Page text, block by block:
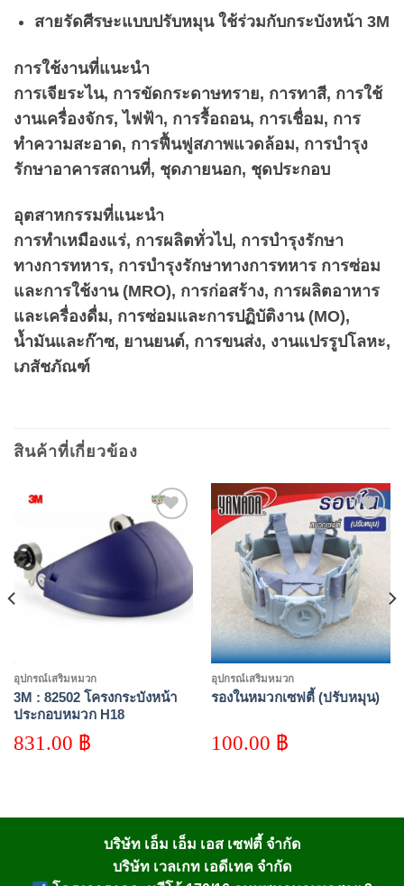
สายรัดศีรษะแบบปรับหมุน ใช้ร่วมกับกระบังหน้า 3M
การใช้งานที่แนะนำ
การเจียระไน, การขัดกระดาษทราย, การทาสี, การใช้
งานเครื่องจักร, ไฟฟ้า, การรื้อถอน, การเชื่อม, การ
ทำความสะอาด, การฟื้นฟูสภาพแวดล้อม, การบำรุง
รักษาอาคารสถานที่, ชุดภายนอก, ชุดประกอบ
อุตสาหกรรมที่แนะนำ
การทำเหมืองแร่, การผลิตทั่วไป, การบำรุงรักษา
ทางการทหาร, การบำรุงรักษาทางการทหาร การซ่อม
และการใช้งาน (MRO), การก่อสร้าง, การผลิตอาหาร
และเครื่องดื่ม, การซ่อมและการปฏิบัติงาน (MO),
น้ำมันและก๊าซ, ยานยนต์, การขนส่ง, งานแปรรูปโลหะ,
เภสัชภัณฑ์
สินค้าที่เกี่ยวข้อง
Add to
wishlist
อุปกรณ์เสริมหมวก
3M : 82502 โครงกระบังหน้า
ประกอบหมวก H18
831.00 ฿
Add to
wishlist
อุปกรณ์เสริมหมวก
รองในหมวกเซฟตี้ (ปรับหมุน)
100.00 ฿
บริษัท เอ็ม เอ็ม เอส เซฟตี้ จำกัด
บริษัท เวลเกท เอดีเทค จำกัด